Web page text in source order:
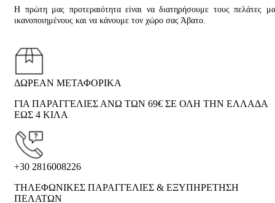
Η πρώτη μας προτεραιότητα είναι να διατηρήσουμε τους πελάτες
ικανοποιημένους και να κάνουμε τον χώρο σας Άβατο.
ΔΩΡΕΑΝ ΜΕΤΑΦΟΡΙΚΑ
ΓΙΑ ΠΑΡΑΓΓΕΛΙΕΣ ΑΝΩ ΤΩΝ 69€ ΣΕ ΟΛΗ ΤΗΝ ΕΛΛΑΔΑ
ΕΩΣ 4 ΚΙΛΑ
+30 2816008226
ΤΗΛΕΦΩΝΙΚΕΣ ΠΑΡΑΓΓΕΛΙΕΣ & ΕΞΥΠΗΡΕΤΗΣΗ
ΠΕΛΑΤΩΝ